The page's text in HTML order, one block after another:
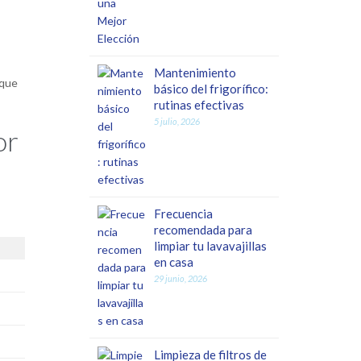
Mantenimiento
básico del frigorífico:
rutinas efectivas
5 julio, 2026
Frecuencia
recomendada para
limpiar tu lavavajillas
en casa
29 junio, 2026
Limpieza de filtros de